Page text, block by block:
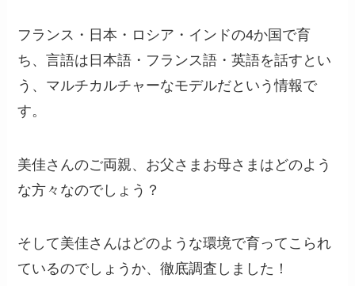
フランス・日本・ロシア・インドの4か国で育
ち、言語は日本語・フランス語・英語を話すとい
う、マルチカルチャーなモデルだという情報で
す。
美佳さんのご両親、お父さまお母さまはどのよう
な方々なのでしょう？
そして美佳さんはどのような環境で育ってこられ
ているのでしょうか、徹底調査しました！